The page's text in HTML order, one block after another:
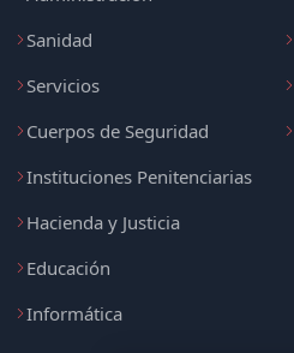
Sanidad
Servicios
Cuerpos de Seguridad
Instituciones Penitenciarias
Hacienda y Justicia
Educación
Informática